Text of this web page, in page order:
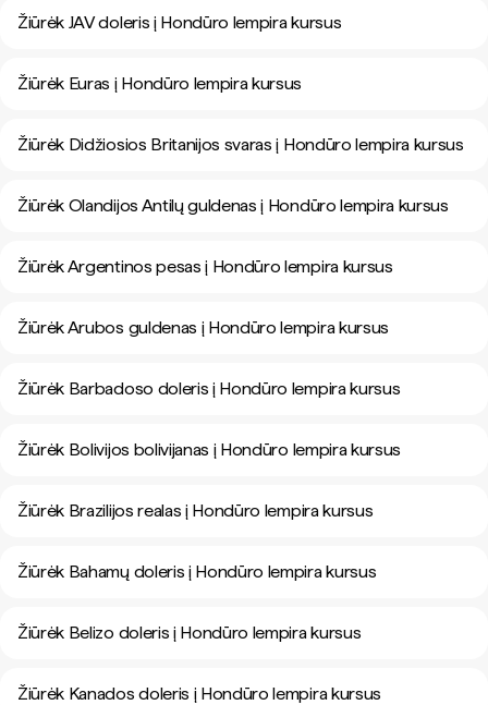
Žiūrėk JAV doleris į Hondūro lempira kursus
Žiūrėk Euras į Hondūro lempira kursus
Žiūrėk Didžiosios Britanijos svaras į Hondūro lempira kursus
Žiūrėk Olandijos Antilų guldenas į Hondūro lempira kursus
Žiūrėk Argentinos pesas į Hondūro lempira kursus
Žiūrėk Arubos guldenas į Hondūro lempira kursus
Žiūrėk Barbadoso doleris į Hondūro lempira kursus
Žiūrėk Bolivijos bolivijanas į Hondūro lempira kursus
Žiūrėk Brazilijos realas į Hondūro lempira kursus
Žiūrėk Bahamų doleris į Hondūro lempira kursus
Žiūrėk Belizo doleris į Hondūro lempira kursus
Žiūrėk Kanados doleris į Hondūro lempira kursus